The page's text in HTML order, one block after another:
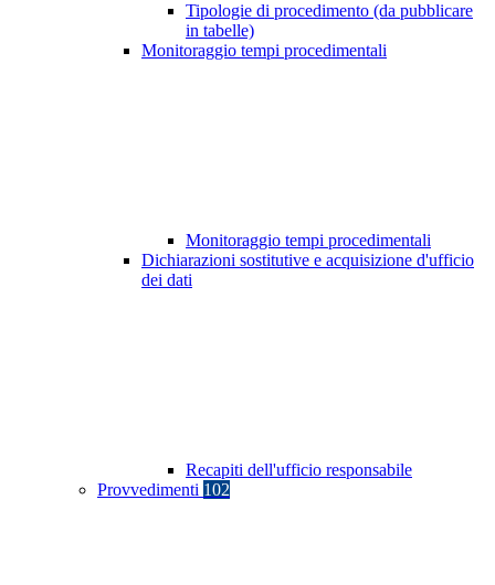
Tipologie di procedimento (da pubblicare
in tabelle)
Monitoraggio tempi procedimentali
Monitoraggio tempi procedimentali
Dichiarazioni sostitutive e acquisizione d'ufficio
dei dati
Recapiti dell'ufficio responsabile
Provvedimenti 102